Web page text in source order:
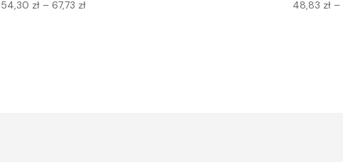
54,30 zł – 67,73 złZakres
48,83 zł –